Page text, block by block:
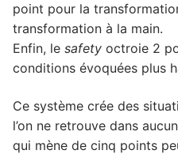
point pour la
transformation à la main.
Enfin, le safety octroie 2
conditions évoquées plus
Ce système crée des
l’on ne retrouve dans
qui mène de cinq points